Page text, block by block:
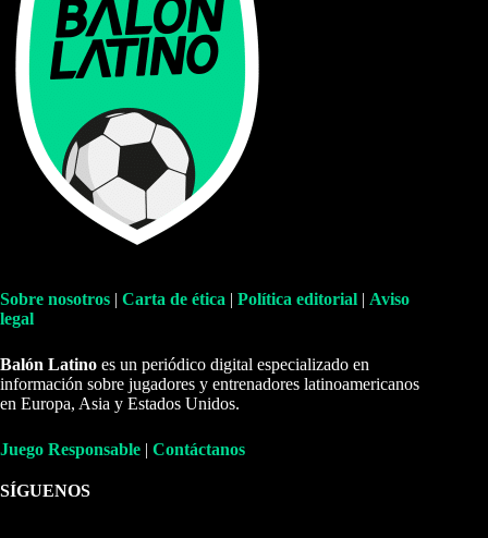
Sobre nosotros | Carta de ética | Política editorial | Aviso
legal
Balón Latino es un periódico digital especializado en
información sobre jugadores y entrenadores latinoamericanos
en Europa, Asia y Estados Unidos.
Juego Responsable | Contáctanos
SÍGUENOS